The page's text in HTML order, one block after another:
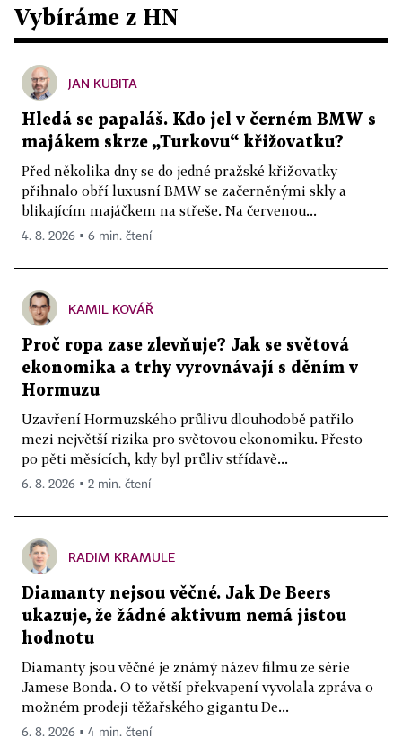
Vybíráme z HN
JAN KUBITA
Hledá se papaláš. Kdo jel v černém BMW s
majákem skrze „Turkovu“ křižovatku?
Před několika dny se do jedné pražské křižovatky
přihnalo obří luxusní BMW se začerněnými skly a
blikajícím majáčkem na střeše. Na červenou...
4. 8. 2026 ▪ 6 min. čtení
KAMIL KOVÁŘ
Proč ropa zase zlevňuje? Jak se světová
ekonomika a trhy vyrovnávají s děním v
Hormuzu
Uzavření Hormuzského průlivu dlouhodobě patřilo
mezi největší rizika pro světovou ekonomiku. Přesto
po pěti měsících, kdy byl průliv střídavě...
6. 8. 2026 ▪ 2 min. čtení
RADIM KRAMULE
Diamanty nejsou věčné. Jak De Beers
ukazuje, že žádné aktivum nemá jistou
hodnotu
Diamanty jsou věčné je známý název filmu ze série
Jamese Bonda. O to větší překvapení vyvolala zpráva o
možném prodeji těžařského gigantu De...
6. 8. 2026 ▪ 4 min. čtení